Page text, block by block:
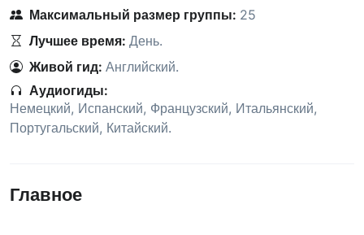
Максимальный размер группы: 25
Лучшее время: День.
Живой гид: Английский.
Аудиогиды:
Немецкий, Испанский, Французский, Итальянский,
Португальский, Китайский.
Главное